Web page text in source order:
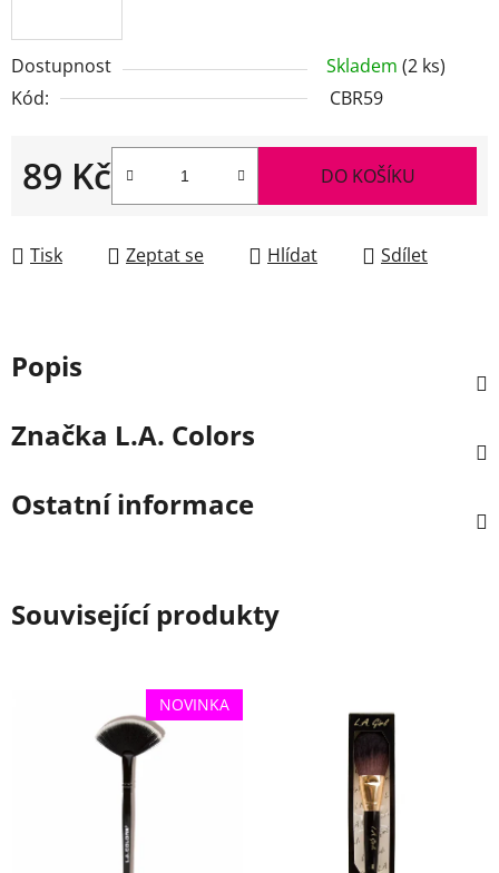
Dostupnost Skladem (2 ks)
Kód:
CBR59
89 Kč
Měrná cena:
DO KOŠÍKU
Tisk Zeptat se Hlídat Sdílet
Popis
Značka L.A. Colors
Ostatní informace
Související produkty
NOVINKA